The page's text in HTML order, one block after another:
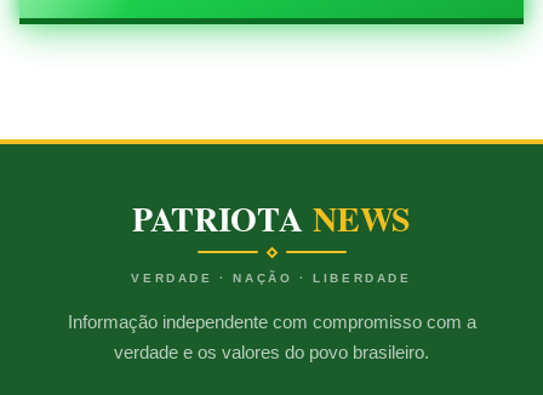
PATRIOTANEWS
VERDADE · NAÇÃO · LIBERDADE
Informação independente com compromisso com a
verdade e os valores do povo brasileiro.